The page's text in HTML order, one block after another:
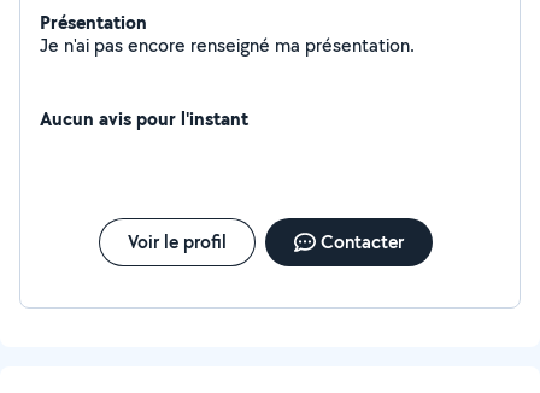
Présentation
Je n'ai pas encore renseigné ma présentation.
Aucun avis pour l'instant
Voir le profil Contacter